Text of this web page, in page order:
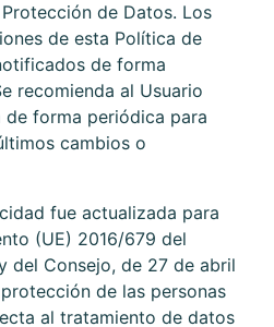
de Datos. Los
de esta Política de
de forma
recomienda al Usuario
forma periódica para
cambios o
fue actualizada para
(UE) 2016/679 del
del Consejo, de 27 de abril
de las personas
al tratamiento de datos